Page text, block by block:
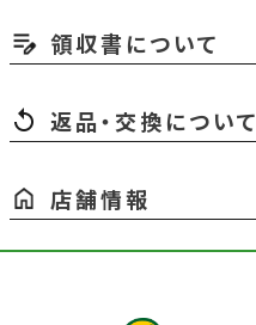
領収書について
返品・交換について
店舗情報